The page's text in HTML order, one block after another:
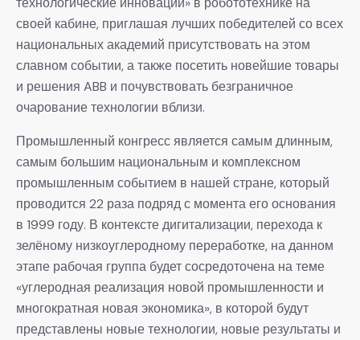
своей кабине, приглашая лучших победителей со всех
национальных академий присутствовать на этом
славном событии, а также посетить новейшие товары
и решения ABB и почувствовать безграничное
очарование технологии вблизи.
Промышленный конгресс является самым длинным,
самым большим национальным и комплексном
промышленным событием в нашей стране, который
проводится 22 раза подряд с момента его основания
в 1999 году. В контексте дигитализации, перехода к
зелёному низкоуглеродному переработке, на данном
этапе рабочая группа будет сосредоточена на теме
«углеродная реализация новой промышленности и
многократная новая экономика», в которой будут
представлены новые технологии, новые результаты и